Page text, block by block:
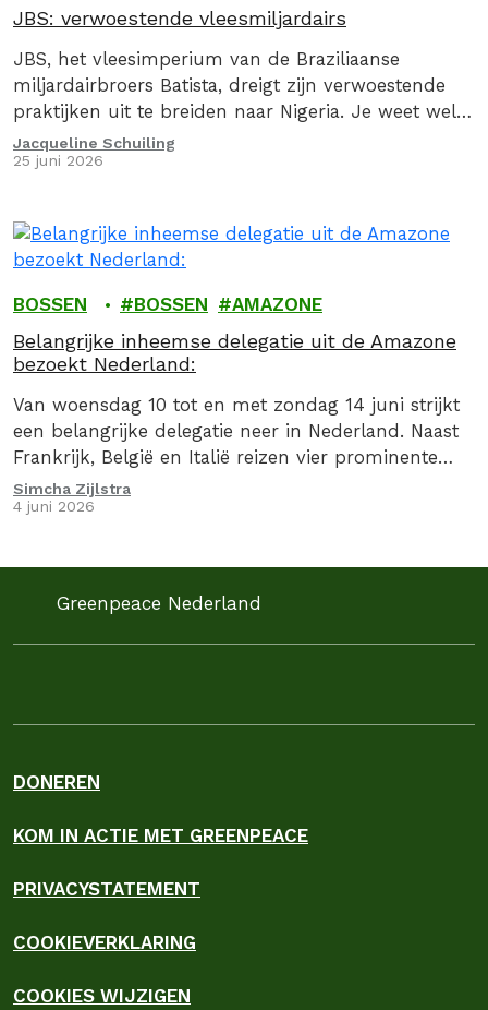
JBS: verwoestende vleesmiljardairs
JBS, het vleesimperium van de Braziliaanse
miljardairbroers Batista, dreigt zijn verwoestende
praktijken uit te breiden naar Nigeria. Je weet wel,
het land waar oliemultinational Shell mensen en
milieu zwaar vervuild achterliet. Greenpeace
hoofdkantoor in Nederland zit, gelden Nederlandse
wetten. Met jouw steun zullen we het bedrijf
daaraan houden.
Jacqueline Schuiling
25 juni 2026
BOSSEN BOSSEN AMAZONE
Belangrijke inheemse delegatie uit de Amazone
bezoekt Nederland:
Van woensdag 10 tot en met zondag 14 juni strijkt
een belangrijke delegatie neer in Nederland. Naast
Frankrijk, België en Italië reizen vier prominente
Inheemse leiders uit Brazilië naar ons…
Simcha Zijlstra
4 juni 2026
Greenpeace Nederland
DONEREN
KOM IN ACTIE MET GREENPEACE
PRIVACYSTATEMENT
COOKIEVERKLARING
COOKIES WIJZIGEN